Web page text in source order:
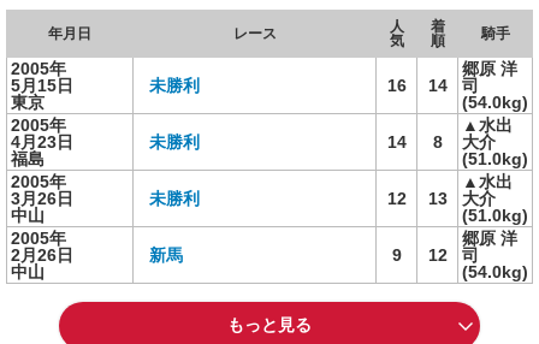
年月日 レース
人
気
着
順
騎手
2005年
5月15日
東京
未勝利 16 14
郷原 洋
司
(54.0kg)
2005年
4月23日
福島
未勝利 14 8
▲水出
大介
(51.0kg)
2005年
3月26日
中山
未勝利 12 13
▲水出
大介
(51.0kg)
2005年
2月26日
中山
新馬 9 12
郷原 洋
司
(54.0kg)
もっと見る